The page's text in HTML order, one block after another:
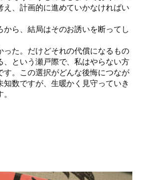
え、計画的に進めていかなければい
から、結局はそのお誘いを断ってし
った。だけどそれの代償になるもの
、という瀬戸際で、私はやらない方
す。この選択がどんな後悔につなが
知数ですが、生暖かく見守っていき